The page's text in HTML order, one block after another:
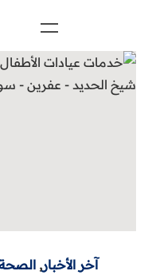
آخر الأخبار,